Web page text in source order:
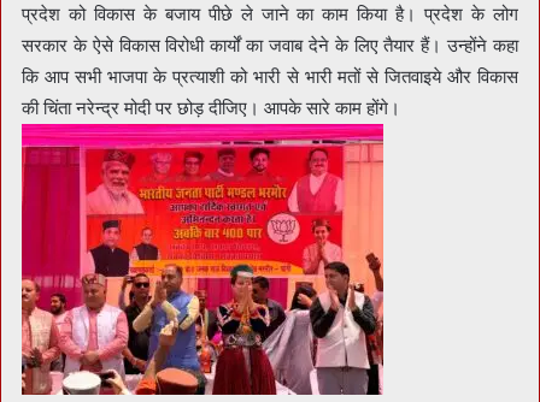
प्रदेश को विकास के बजाय पीछे ले जाने का काम किया है। प्रदेश के लोग
सरकार के ऐसे विकास विरोधी कार्यों का जवाब देने के लिए तैयार हैं। उन्होंने कहा
कि आप सभी भाजपा के प्रत्याशी को भारी से भारी मतों से जितवाइये और विकास
की चिंता नरेन्द्र मोदी पर छोड़ दीजिए। आपके सारे काम होंगे।